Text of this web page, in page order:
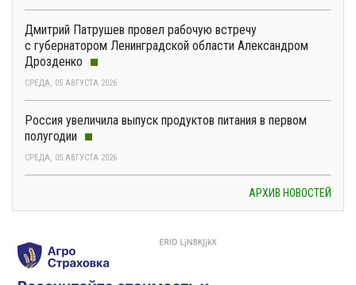
Дмитрий Патрушев провел рабочую встречу
с губернатором Ленинградской области Александром
Дрозденко
СРЕДА, 05 АВГУСТА 2026
Россия увеличила выпуск продуктов питания в первом
полугодии
СРЕДА, 05 АВГУСТА 2026
АРХИВ НОВОСТЕЙ